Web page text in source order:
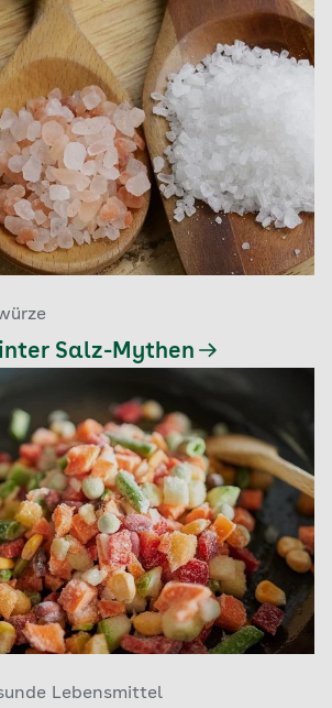
Salz-Mythen
Lebensmittel